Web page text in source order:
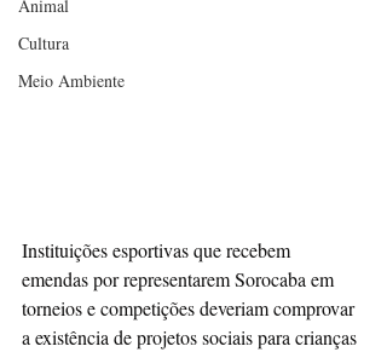
Animal
Cultura
Meio Ambiente
Instituições esportivas que recebem
emendas por representarem Sorocaba em
torneios e competições deveriam comprovar
a existência de projetos sociais para crianças